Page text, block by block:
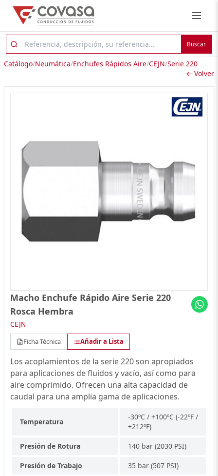
Buscar
Catálogo/Neumática/Enchufes Rápidos Aire/CEJN/Serie 220
← Volver
Macho Enchufe Rápido Aire Serie 220
Rosca Hembra
CEJN
Ficha Técnica Añadir a Lista
Los acoplamientos de la serie 220 son apropiados
para aplicaciones de fluidos y vacío, así como para
aire comprimido. Ofrecen una alta capacidad de
caudal para una amplia gama de aplicaciones.
Temperatura
-30ºC / +100ºC (-22ºF /
+212ºF)
Presión de Rotura 140 bar (2030 PSI)
Presión de Trabajo 35 bar (507 PSI)